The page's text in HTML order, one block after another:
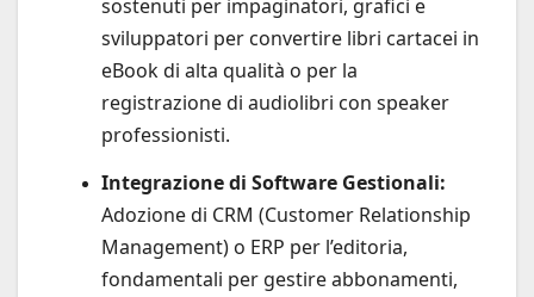
sostenuti per impaginatori, grafici e
sviluppatori per convertire libri cartacei in
eBook di alta qualità o per la
registrazione di audiolibri con speaker
professionisti.
Integrazione di Software Gestionali:
Adozione di CRM (Customer Relationship
Management) o ERP per l’editoria,
fondamentali per gestire abbonamenti,